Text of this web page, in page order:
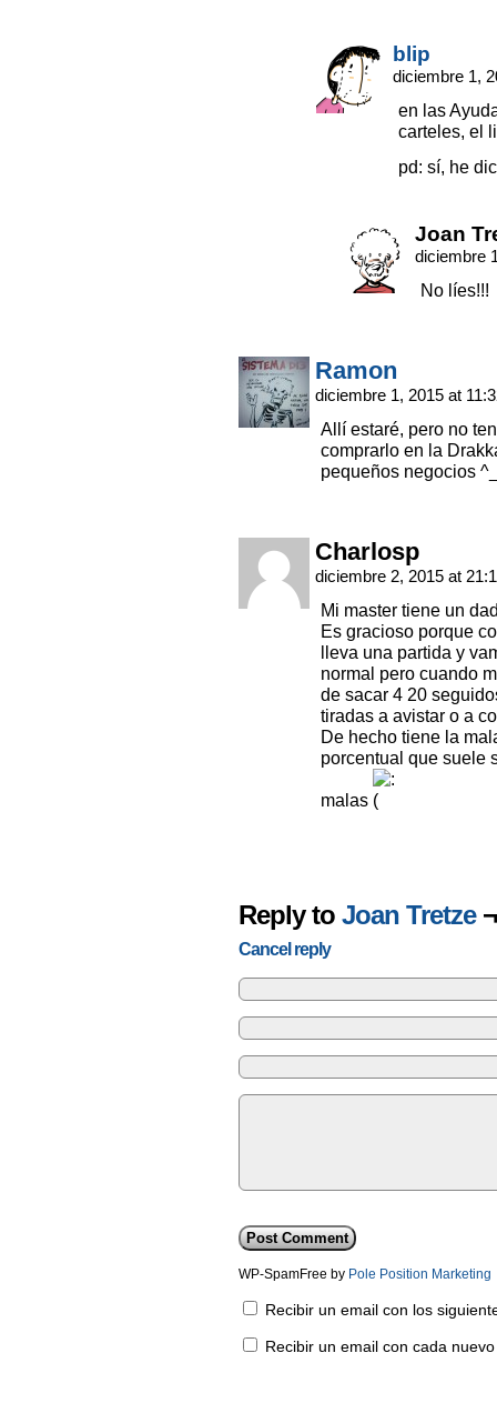
blip
diciembre 1,
en las
carteles, el
pd: sí, he
Joan
diciembre
No líes!!!
Ramon
diciembre 1, 2015 at
Allí estaré, pero no
comprarlo en la
pequeños negocios
Charlosp
diciembre 2, 2015 at
Mi master tiene un
Es gracioso porque
lleva una partida y
normal pero cuando
de sacar 4 20
tiradas a avistar o a
De hecho tiene la
porcentual que suele
malas
Reply to Joan Tretze¬
Cancel reply
WP-SpamFree by Pole Position Marketing
Recibir un email con los
Recibir un email con cada